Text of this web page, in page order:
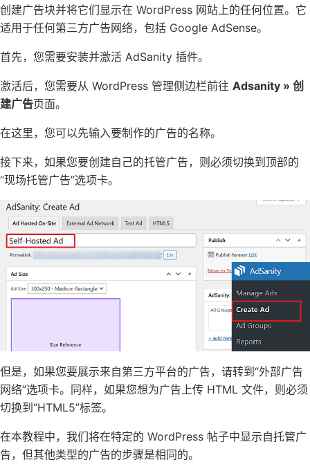
创建广告块并将它们显示在 WordPress 网站上的任何位置。它
适用于任何第三方广告网络，包括 Google AdSense。
首先，您需要安装并激活 AdSanity 插件。
激活后，您需要从 WordPress 管理侧边栏前往 Adsanity » 创
建广告页面。
在这里，您可以先输入要制作的广告的名称。
接下来，如果您要创建自己的托管广告，则必须切换到顶部的
“现场托管广告”选项卡。
但是，如果您要展示来自第三方平台的广告，请转到“外部广告
网络”选项卡。同样，如果您想为广告上传 HTML 文件，则必须
切换到“HTML5”标签。
在本教程中，我们将在特定的 WordPress 帖子中显示自托管广
告，但其他类型的广告的步骤是相同的。